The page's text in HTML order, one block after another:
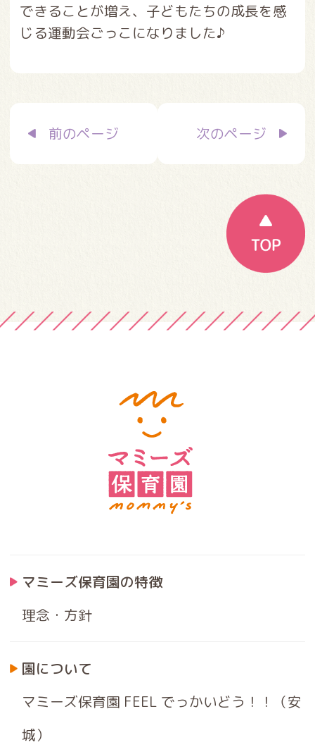
できることが増え、子どもたちの成長を感
じる運動会ごっこになりました♪
前のページ 次のページ
マミーズ保育園の特徴
理念・方針
園について
マミーズ保育園 FEEL でっかいどう！！（安
城）